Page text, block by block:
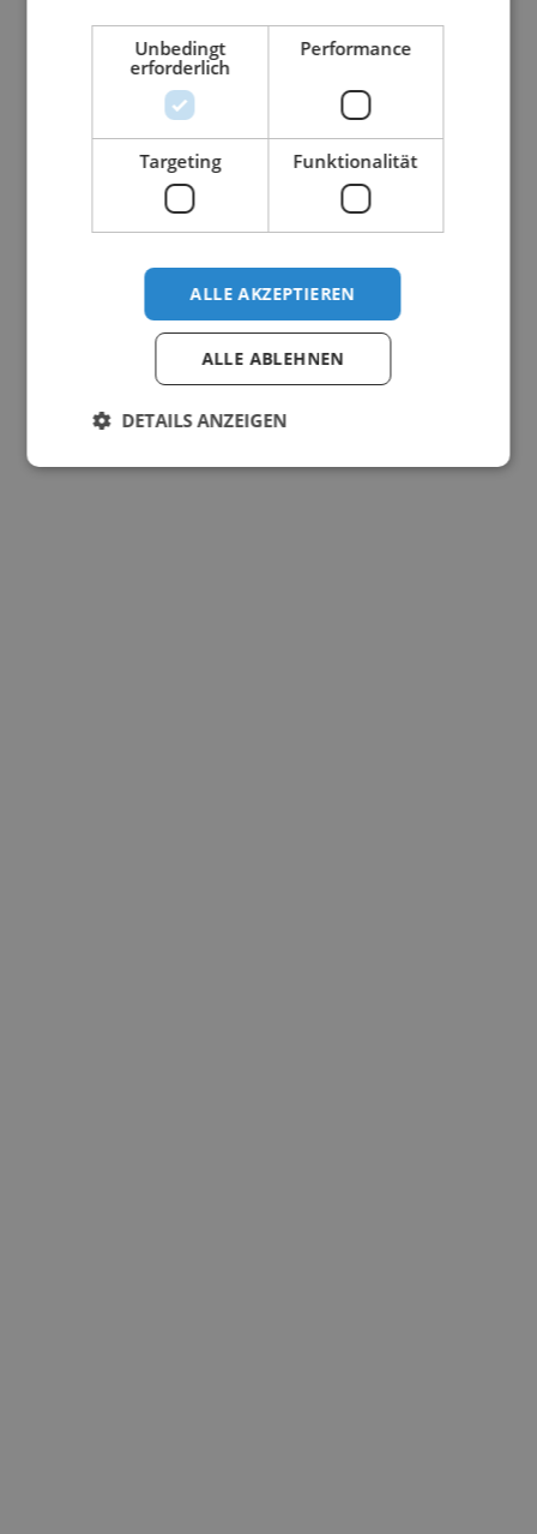
Unbedingt
erforderlich
Performance
Targeting Funktionalität
ALLE AKZEPTIEREN
ALLE ABLEHNEN
DETAILS ANZEIGEN